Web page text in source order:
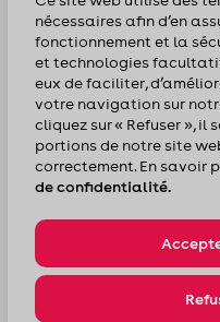
© Chambre de commerce du
nécessaires afin d’en
fonctionnement et la
et technologies
eux de faciliter,
votre navigation sur
cliquez sur « Refuser », il
portions de notre site
correctement. En savoir
de confidentialité.